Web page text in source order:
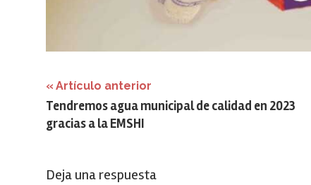
Navegación
de
Artículo anterior
Tendremos agua municipal de calidad en 2023
gracias a la EMSHI
Deja una respuesta